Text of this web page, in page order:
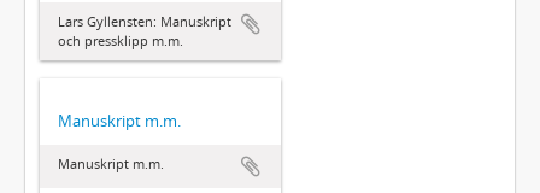
Lars Gyllensten: Manuskript
och pressklipp m.m.
Manuskript m.m.
Manuskript m.m.